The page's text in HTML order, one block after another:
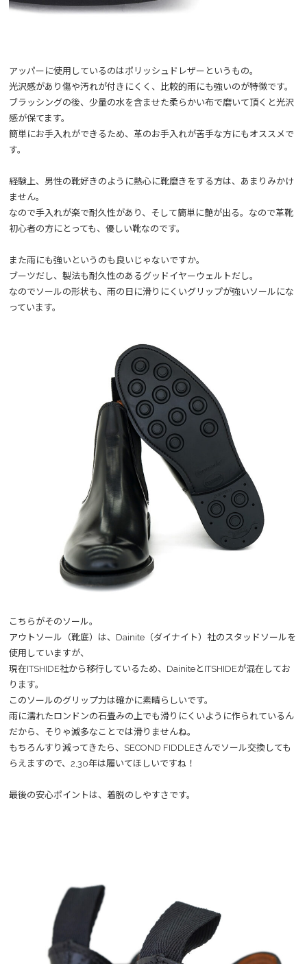
アッパーに使用しているのはポリッシュドレザーというもの。
光沢感があり傷や汚れが付きにくく、比較的雨にも強いのが特徴です。
ブラッシングの後、少量の水を含ませた柔らかい布で磨いて頂くと光沢
感が保てます。
簡単にお手入れができるため、革のお手入れが苦手な方にもオススメで
す。
経験上、男性の靴好きのように熱心に靴磨きをする方は、あまりみかけ
ません。
なので手入れが楽で耐久性があり、そして簡単に艶が出る。なので革靴
初心者の方にとっても、優しい靴なのです。
また雨にも強いというのも良いじゃないですか。
ブーツだし、製法も耐久性のあるグッドイヤーウェルトだし。
なのでソールの形状も、雨の日に滑りにくいグリップが強いソールにな
っています。
こちらがそのソール。
アウトソール（靴底）は、Dainite（ダイナイト）社のスタッドソールを
使用していますが、
現在ITSHIDE社から移行しているため、DainiteとITSHIDEが混在してお
ります。
このソールのグリップ力は確かに素晴らしいです。
雨に濡れたロンドンの石畳みの上でも滑りにくいように作られているん
だから、そりゃ滅多なことでは滑りませんね。
もちろんすり減ってきたら、SECOND FIDDLEさんでソール交換しても
らえますので、2,30年は履いてほしいですね！
最後の安心ポイントは、着脱のしやすさです。